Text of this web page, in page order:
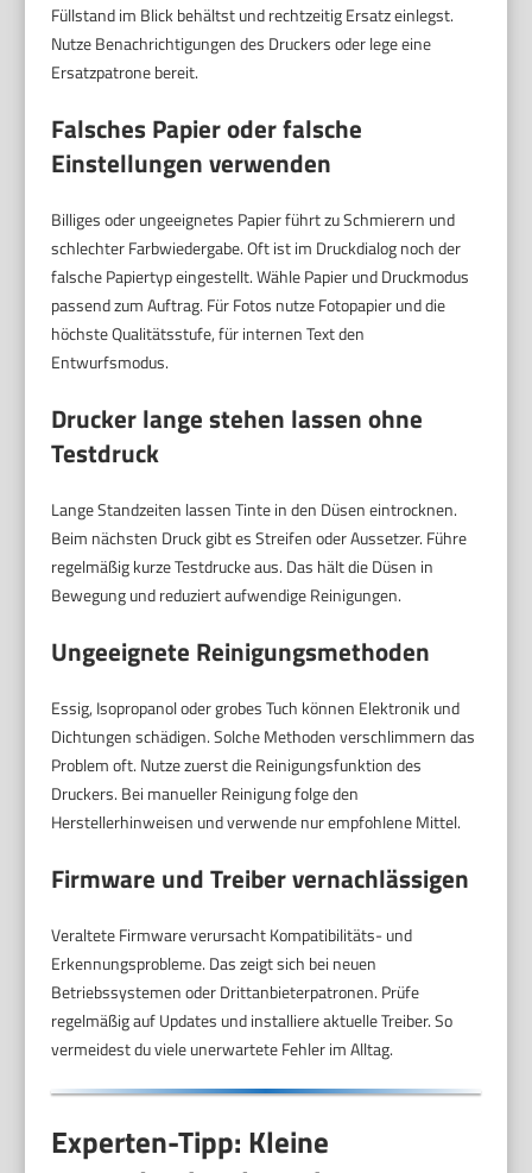
Füllstand im Blick behältst und rechtzeitig Ersatz einlegst.
Nutze Benachrichtigungen des Druckers oder lege eine
Ersatzpatrone bereit.
Falsches Papier oder falsche
Einstellungen verwenden
Billiges oder ungeeignetes Papier führt zu Schmierern und
schlechter Farbwiedergabe. Oft ist im Druckdialog noch der
falsche Papiertyp eingestellt. Wähle Papier und Druckmodus
passend zum Auftrag. Für Fotos nutze Fotopapier und die
höchste Qualitätsstufe, für internen Text den
Entwurfsmodus.
Drucker lange stehen lassen ohne
Testdruck
Lange Standzeiten lassen Tinte in den Düsen eintrocknen.
Beim nächsten Druck gibt es Streifen oder Aussetzer. Führe
regelmäßig kurze Testdrucke aus. Das hält die Düsen in
Bewegung und reduziert aufwendige Reinigungen.
Ungeeignete Reinigungsmethoden
Essig, Isopropanol oder grobes Tuch können Elektronik und
Dichtungen schädigen. Solche Methoden verschlimmern das
Problem oft. Nutze zuerst die Reinigungsfunktion des
Druckers. Bei manueller Reinigung folge den
Herstellerhinweisen und verwende nur empfohlene Mittel.
Firmware und Treiber vernachlässigen
Veraltete Firmware verursacht Kompatibilitäts- und
Erkennungsprobleme. Das zeigt sich bei neuen
Betriebssystemen oder Drittanbieterpatronen. Prüfe
regelmäßig auf Updates und installiere aktuelle Treiber. So
vermeidest du viele unerwartete Fehler im Alltag.
Experten-Tipp: Kleine